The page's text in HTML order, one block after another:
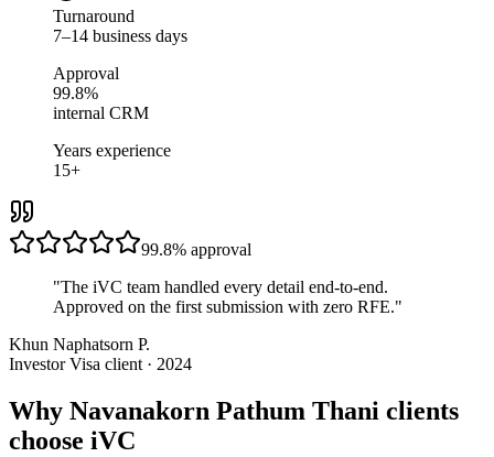
Turnaround
7–14 business days
Approval
99.8%
internal CRM
Years experience
15+
99.8% approval
"The iVC team handled every detail end-to-end.
Approved on the first submission with zero RFE."
Khun Naphatsorn P.
Investor Visa client · 2024
Why Navanakorn Pathum Thani clients
choose iVC